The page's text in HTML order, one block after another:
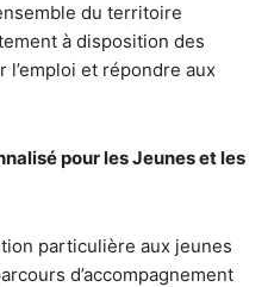
du territoire
à disposition des
et répondre aux
pour les Jeunes et les
particulière aux jeunes
d’accompagnement